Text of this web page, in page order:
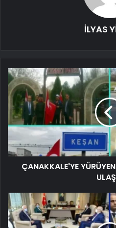
İLYAS
ÇANAKKALE'YE